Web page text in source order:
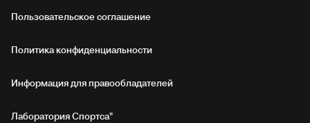
Пользовательское соглашение
Политика конфиденциальности
Информация для правообладателей
Лаборатория Спортса"